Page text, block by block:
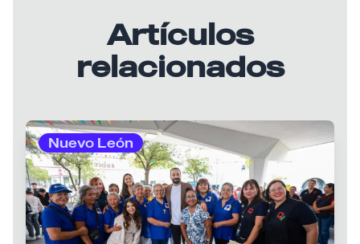
Artículos
relacionados
Nuevo León